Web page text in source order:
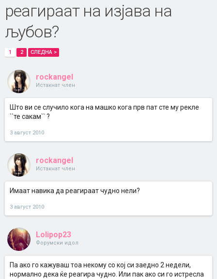
реагираат на изјава на
љубов?
1 2 СЛЕДНА >
rockangel
Истакнат член
Што ви се случило кога на машко кога прв пат сте му рекле
``те сакам`` ?
3 август 2010
rockangel
Истакнат член
Имаат навика да реагираат чудно нели?
3 август 2010
Lolipop23
Форумски идол
Па ако го кажуваш тоа некому со кој си заедно 2 недели,
нормално дека ќе реагира чудно. Или пак ако си го истресла